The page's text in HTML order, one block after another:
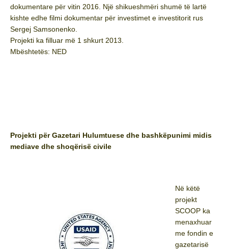
dokumentare për vitin 2016. Një shikueshmëri shumë të lartë
kishte edhe filmi dokumentar për investimet e investitorit rus
Sergej Samsonenko.
Projekti ka filluar më 1 shkurt 2013.
Mbështetës: NED
Projekti për Gazetari Hulumtuese dhe bashkëpunimi midis
mediave dhe shoqërisë civile
Në këtë
projekt
SCOOP ka
menaxhuar
me fondin e
gazetarisë